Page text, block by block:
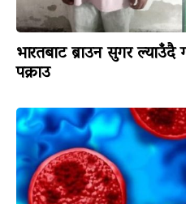
भारतबाट ब्राउन सुगर
पक्राउ